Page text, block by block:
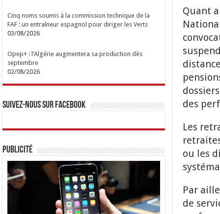
Quant
des
Les
ou les
Par
de
Cinq noms soumis à la commission technique de la
FAF : un entraîneur espagnol pour diriger les Verts
03/08/2026
Opep+ : l’Algérie augmentera sa production dès
septembre
02/08/2026
Suivez-nous sur Facebook
Publicité